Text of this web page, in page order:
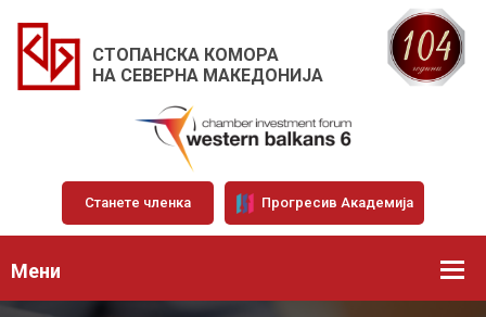
СТОПАНСКА КОМОРА
НА СЕВЕРНА МАКЕДОНИЈА
Станете членка Прогресив Академија
Мени